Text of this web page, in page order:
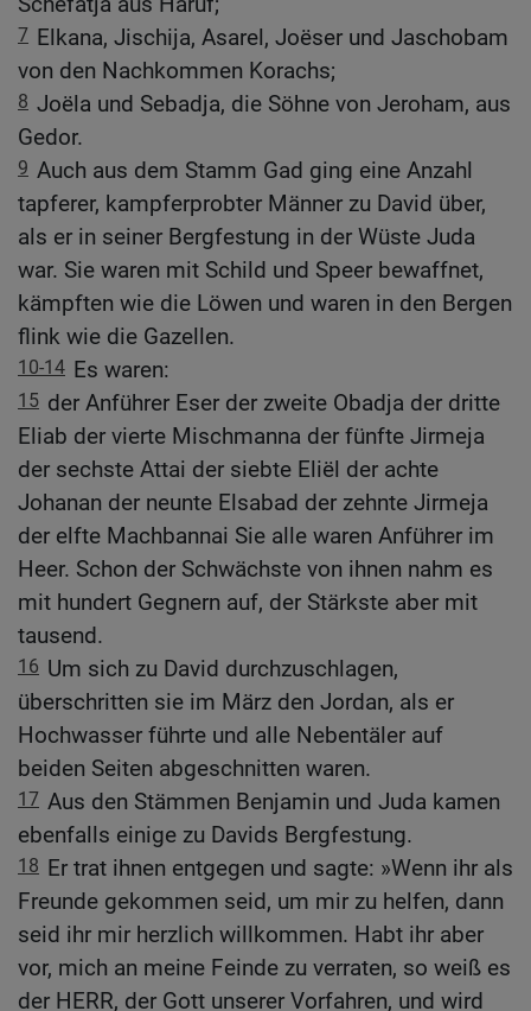
7 Elkana, Jischija, Asarel, Joëser und Jaschobam
von den Nachkommen Korachs;
8 Joëla und Sebadja, die Söhne von Jeroham, aus
Gedor.
9 Auch aus dem Stamm Gad ging eine Anzahl
tapferer, kampferprobter Männer zu David über,
als er in seiner Bergfestung in der Wüste Juda
war. Sie waren mit Schild und Speer bewaffnet,
kämpften wie die Löwen und waren in den Bergen
flink wie die Gazellen.
10-14 Es waren:
15 der Anführer Eser der zweite Obadja der dritte
Eliab der vierte Mischmanna der fünfte Jirmeja
der sechste Attai der siebte Eliël der achte
Johanan der neunte Elsabad der zehnte Jirmeja
der elfte Machbannai Sie alle waren Anführer im
Heer. Schon der Schwächste von ihnen nahm es
mit hundert Gegnern auf, der Stärkste aber mit
tausend.
16 Um sich zu David durchzuschlagen,
überschritten sie im März den Jordan, als er
Hochwasser führte und alle Nebentäler auf
beiden Seiten abgeschnitten waren.
17 Aus den Stämmen Benjamin und Juda kamen
ebenfalls einige zu Davids Bergfestung.
18 Er trat ihnen entgegen und sagte: »Wenn ihr als
Freunde gekommen seid, um mir zu helfen, dann
seid ihr mir herzlich willkommen. Habt ihr aber
vor, mich an meine Feinde zu verraten, so weiß es
der HERR, der Gott unserer Vorfahren, und wird